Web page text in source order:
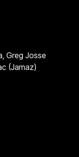
Greg Josse
(Jamaz)